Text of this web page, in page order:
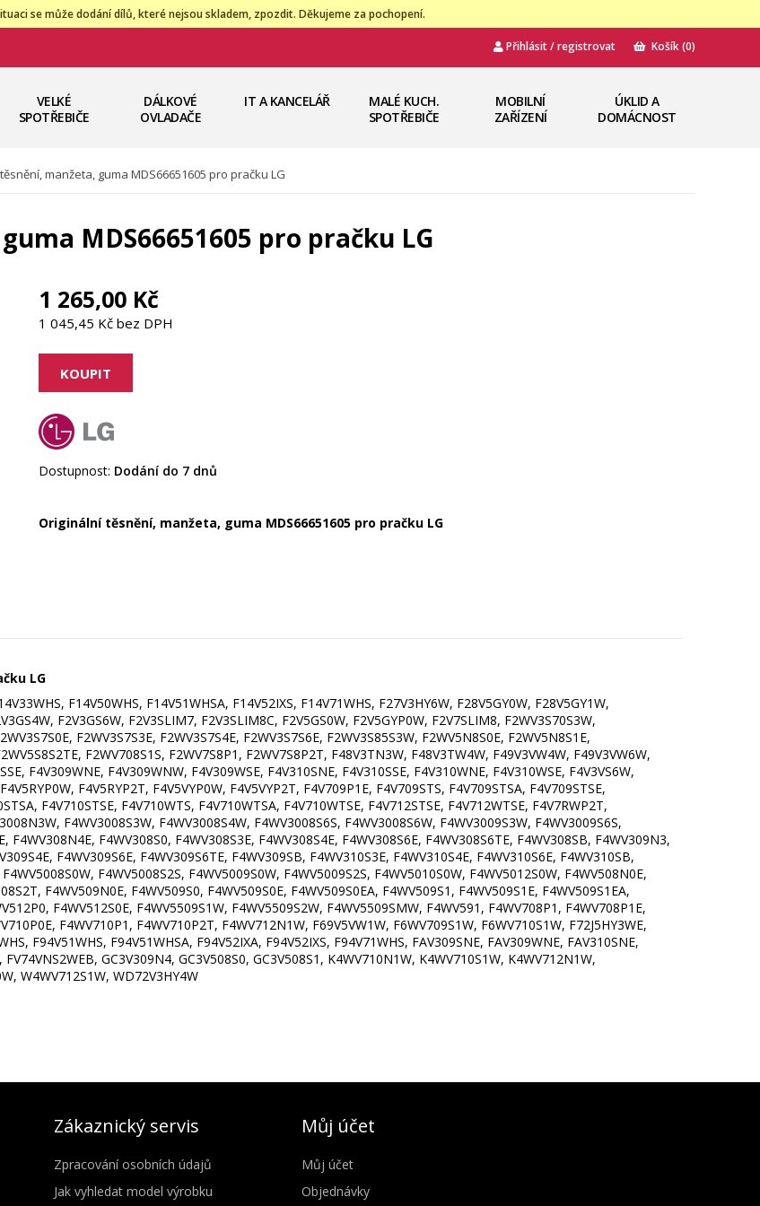
se může dodání dílů, které nejsou skladem, zpozdit. Děkujeme za pochopení.
Přihlásit / registrovat Košík(0)
VELKÉ
SPOTŘEBIČE
DÁLKOVÉ
OVLADAČE
IT A KANCELÁŘ
MALÉ KUCH.
SPOTŘEBIČE
MOBILNÍ
ZAŘÍZENÍ
ÚKLID A
DOMÁCNOST
manžeta, guma MDS66651605 pro pračku LG
MDS66651605 pro pračku LG
1 265,00 Kč
1 045,45 Kč bez DPH
Dostupnost: Dodání do 7 dnů
Originální těsnění, manžeta, guma MDS66651605 pro pračku LG
LG
F14V50WHS, F14V51WHSA, F14V52IXS, F14V71WHS, F27V3HY6W, F28V5GY0W, F28V5GY1W,
F2V3GS6W, F2V3SLIM7, F2V3SLIM8C, F2V5GS0W, F2V5GYP0W, F2V7SLIM8, F2WV3S70S3W,
F2WV3S7S3E, F2WV3S7S4E, F2WV3S7S6E, F2WV3S85S3W, F2WV5N8S0E, F2WV5N8S1E,
F2WV708S1S, F2WV7S8P1, F2WV7S8P2T, F48V3TN3W, F48V3TW4W, F49V3VW4W, F49V3VW6W,
F4V309WNE, F4V309WNW, F4V309WSE, F4V310SNE, F4V310SSE, F4V310WNE, F4V310WSE, F4V3VS6W,
F4V5RYP2T, F4V5VYP0W, F4V5VYP2T, F4V709P1E, F4V709STS, F4V709STSA, F4V709STSE,
F4V710STSE, F4V710WTS, F4V710WTSA, F4V710WTSE, F4V712STSE, F4V712WTSE, F4V7RWP2T,
F4WV3008S3W, F4WV3008S4W, F4WV3008S6S, F4WV3008S6W, F4WV3009S3W, F4WV3009S6S,
F4WV308S0, F4WV308S3E, F4WV308S4E, F4WV308S6E, F4WV308S6TE, F4WV308SB, F4WV309N3,
F4WV309S6E, F4WV309S6TE, F4WV309SB, F4WV310S3E, F4WV310S4E, F4WV310S6E, F4WV310SB,
F4WV5008S2S, F4WV5009S0W, F4WV5009S2S, F4WV5010S0W, F4WV5012S0W, F4WV508N0E,
F4WV509N0E, F4WV509S0, F4WV509S0E, F4WV509S0EA, F4WV509S1, F4WV509S1E, F4WV509S1EA,
F4WV512S0E, F4WV5509S1W, F4WV5509S2W, F4WV5509SMW, F4WV591, F4WV708P1, F4WV708P1E,
F4WV710P1, F4WV710P2T, F4WV712N1W, F69V5VW1W, F6WV709S1W, F6WV710S1W, F72J5HY3WE,
F94V51WHS, F94V51WHSA, F94V52IXA, F94V52IXS, F94V71WHS, FAV309SNE, FAV309WNE, FAV310SNE,
GC3V309N4, GC3V508S0, GC3V508S1, K4WV710N1W, K4WV710S1W, K4WV712N1W,
W4WV712S1W, WD72V3HY4W
Zákaznický servis
Zpracování osobních údajů
Jak vyhledat model výrobku
Můj účet
Můj účet
Objednávky